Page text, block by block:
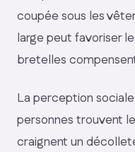
coupée sous les
large peut favoriser
bretelles
La perception
personnes trouvent
craignent un